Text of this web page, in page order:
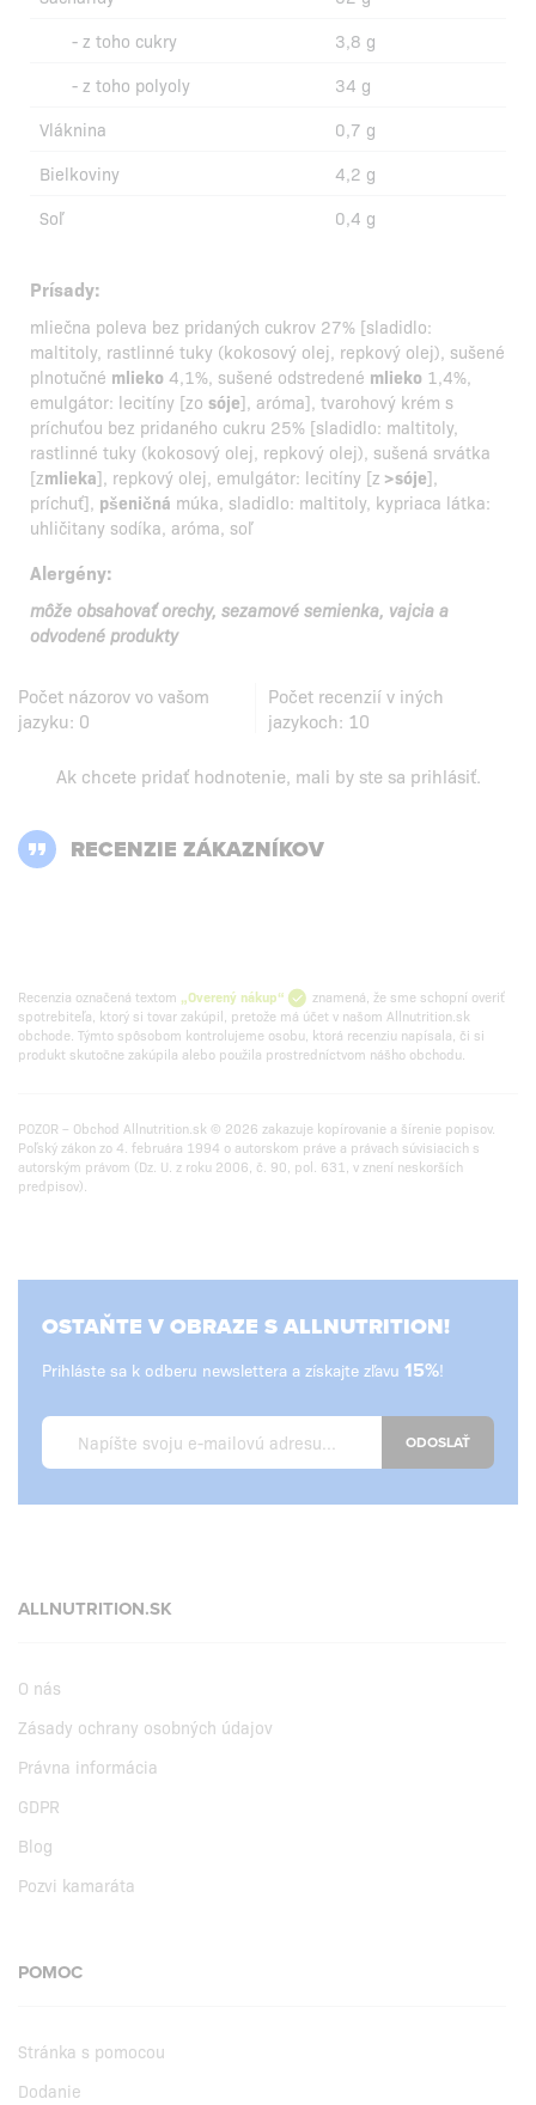
- z toho cukry
3,8 g
- z toho polyoly
34 g
Vláknina
0,7 g
Bielkoviny
4,2 g
Soľ
0,4 g
Prísady:
mliečna poleva bez pridaných cukrov 27% [sladidlo:
maltitoly, rastlinné tuky (kokosový olej, repkový olej), sušené
plnotučné mlieko 4,1%, sušené odstredené mlieko 1,4%,
emulgátor: lecitíny [zo sóje], aróma], tvarohový krém s
príchuťou bez pridaného cukru 25% [sladidlo: maltitoly,
rastlinné tuky (kokosový olej, repkový olej), sušená srvátka
[zmlieka], repkový olej, emulgátor: lecitíny [z >sóje],
príchuť], pšeničná múka, sladidlo: maltitoly, kypriaca látka:
uhličitany sodíka, aróma, soľ
Alergény:
môže obsahovať orechy, sezamové semienka, vajcia a
odvodené produkty
Počet názorov vo vašom
jazyku: 0
Počet recenzií v iných
jazykoch: 10
Ak chcete pridať hodnotenie, mali by ste sa prihlásiť.
RECENZIE ZÁKAZNÍKOV
Recenzia označená textom „Overený nákup“
znamená, že sme schopní overiť
spotrebiteľa, ktorý si tovar zakúpil, pretože má účet v našom Allnutrition.sk
obchode. Týmto spôsobom kontrolujeme osobu, ktorá recenziu napísala, či si
produkt skutočne zakúpila alebo použila prostredníctvom nášho obchodu.
POZOR – Obchod Allnutrition.sk © 2026 zakazuje kopírovanie a šírenie popisov.
Poľský zákon zo 4. februára 1994 o autorskom práve a právach súvisiacich s
autorským právom (Dz. U. z roku 2006, č. 90, pol. 631, v znení neskorších
predpisov).
OSTAŇTE V OBRAZE S ALLNUTRITION!
Prihláste sa k odberu newslettera a získajte zľavu 15%!
ODOSLAŤ
ALLNUTRITION.SK
O nás
Zásady ochrany osobných údajov
Právna informácia
GDPR
Blog
Pozvi kamaráta
POMOC
Stránka s pomocou
Dodanie